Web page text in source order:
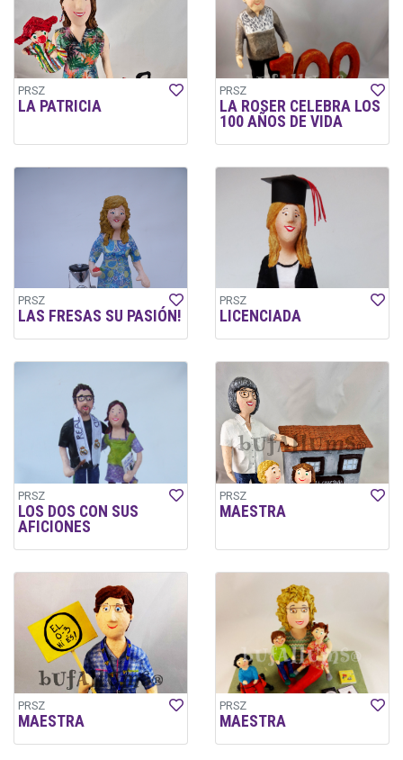
PRSZ
LA PATRICIA
PRSZ
LA ROSER CELEBRA LOS
100 AÑOS DE VIDA
PRSZ
LAS FRESAS SU PASIÓN!
PRSZ
LICENCIADA
PRSZ
LOS DOS CON SUS
AFICIONES
PRSZ
MAESTRA
PRSZ
MAESTRA
PRSZ
MAESTRA